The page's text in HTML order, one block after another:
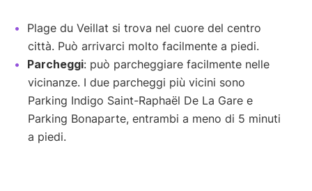
Plage du Veillat si trova nel cuore del centro
città. Può arrivarci molto facilmente a piedi.
Parcheggi: può parcheggiare facilmente nelle
vicinanze. I due parcheggi più vicini sono
Parking Indigo Saint-Raphaël De La Gare e
Parking Bonaparte, entrambi a meno di 5 minuti
a piedi.